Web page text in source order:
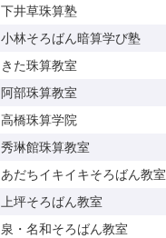
下井草珠算塾
小林そろばん暗算学び塾
きた珠算教室
阿部珠算教室
高橋珠算学院
秀琳館珠算教室
あだちイキイキそろばん教室
上坪そろばん教室
泉・名和そろばん教室